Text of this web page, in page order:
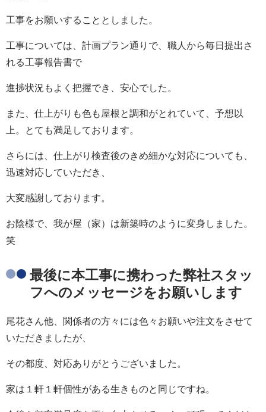
工事をお願いすることとしました。
工事については、計画プラン通りで、職人から毎日提出さ
れる工事報告書で
進捗状況もよく把握でき、安心でした。
また、仕上がりも色も屋根と調和がとれていて、予想以
上。とても満足しております。
さらには、仕上がり検査後のきめ細かな対応についても、
迅速対応していただき、
大変感謝しております。
お陰様で、我が屋（家）は新築時のように変身しました。
笑
最後に本工事に携わった弊社スタッ
フへのメッセージをお願いします
尾花さん他、関係者の方々には色々お願いや注文をさせて
いただきましたが、
その都度、対応ありがとうございました。
家は１軒１軒個性がある生きものと同じですね。